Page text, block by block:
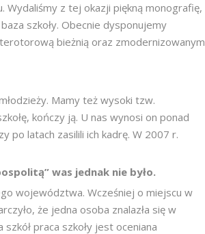
Wydaliśmy z tej okazji piękną monografię,
szkoły. Obecnie dysponujemy
bieżnią oraz zmodernizowanym
Mamy też wysoki tzw.
kończy ją. U nas wynosi on ponad
po latach zasilili ich kadrę. W 2007 r.
was jednak nie było.
województwa. Wcześniej o miejscu w
że jedna osoba znalazła się w
praca szkoły jest oceniana